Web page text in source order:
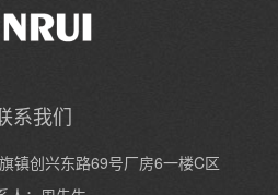
系我们
镇创兴东路69号厂房6一楼C区